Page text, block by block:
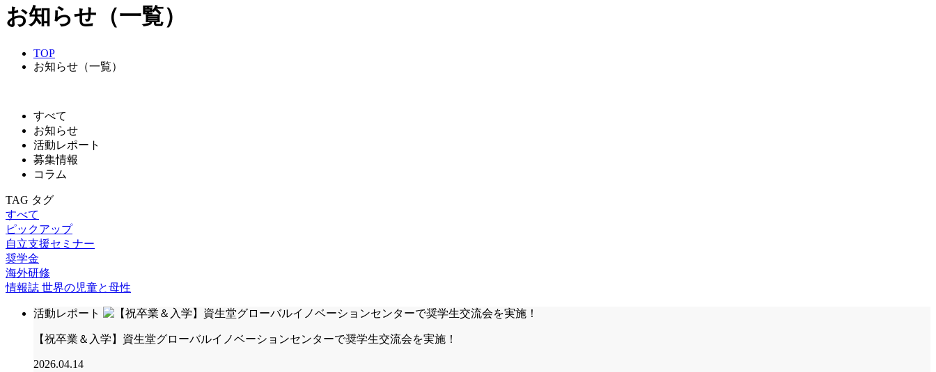
お知らせ（一覧）
TOP
お知らせ（一覧）
すべて
お知らせ
活動レポート
募集情報
コラム
TAG タグ
すべて
ピックアップ
自立支援セミナー
奨学金
海外研修
情報誌 世界の児童と母性
活動レポート
【祝卒業＆入学】資生堂グローバルイノベーションセンターで奨学生交流会を実施！
2026.04.14